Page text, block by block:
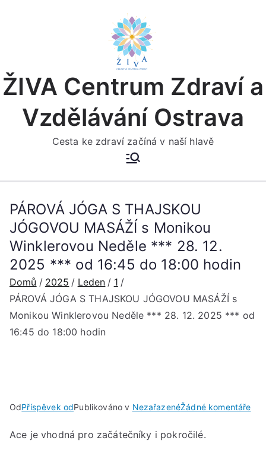
ŽIVA Centrum Zdraví a
Vzdělávání Ostrava
Cesta ke zdraví začíná v naší hlavě
PÁROVÁ JÓGA S THAJSKOU
JÓGOVOU MASÁŽÍ s Monikou
Winklerovou Neděle *** 28. 12.
2025 *** od 16:45 do 18:00 hodin
Domů 2025 Leden
1
PÁROVÁ JÓGA S THAJSKOU JÓGOVOU MASÁŽÍ s
Monikou Winklerovou Neděle *** 28. 12. 2025 *** od
16:45 do 18:00 hodin
OdPříspěvek odPublikováno v NezařazenéŽádné komentářeu
Ace je vhodná pro začátečníky i pokročilé.